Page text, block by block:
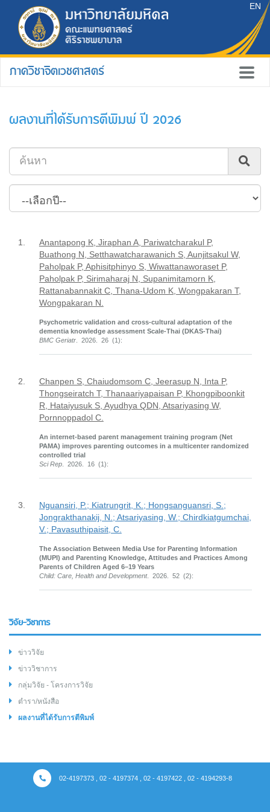
EN
ภาควิชาจิตเวชศาสตร์
ผลงานที่ได้รับการตีพิมพ์ ปี 2026
1.
Anantapong K, Jiraphan A, Pariwatcharakul P,
Buathong N, Setthawatcharawanich S, Aunjitsakul W,
Paholpak P, Aphisitphinyo S, Wiwattanaworaset P,
Paholpak P, Sirimaharaj N, Supanimitamorn K,
Rattanabannakit C, Thana-Udom K, Wongpakaran T,
Wongpakaran N.
Psychometric validation and cross-cultural adaptation of the
dementia knowledge assessment Scale-Thai (DKAS-Thai)
BMC Geriatr. 2026. 26 (1):
2.
Chanpen S, Chaiudomsom C, Jeerasup N, Inta P,
Thongseiratch T, Thanaariyapaisan P, Khongpiboonkit
R, Hataiyusuk S, Ayudhya QDN, Atsariyasing W,
Pornnoppadol C.
An internet-based parent management training program (Net
PAMA) improves parenting outcomes in a multicenter randomized
controlled trial
Sci Rep. 2026. 16 (1):
3.
Nguansiri, P.; Kiatrungrit, K.; Hongsanguansri, S.;
Jongrakthanakij, N.; Atsariyasing, W.; Chirdkiatgumchai,
V.; Pavasuthipaisit, C.
The Association Between Media Use for Parenting Information
(MUPI) and Parenting Knowledge, Attitudes and Practices Among
Parents of Children Aged 6–19 Years
Child: Care, Health and Development. 2026. 52 (2):
วิจัย-วิชาการ
ข่าววิจัย
ข่าววิชาการ
กลุ่มวิจัย - โครงการวิจัย
ตำรา/หนังสือ
ผลงานที่ได้รับการตีพิมพ์
02-4197373 , 02 - 4197374 , 02 - 4197422 , 02 - 4194293-8